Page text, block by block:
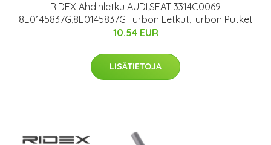
RIDEX Ahdinletku AUDI,SEAT 3314C0069
8E0145837G,8E0145837G Turbon Letkut,Turbon Putket
10.54 EUR
LISÄTIETOJA